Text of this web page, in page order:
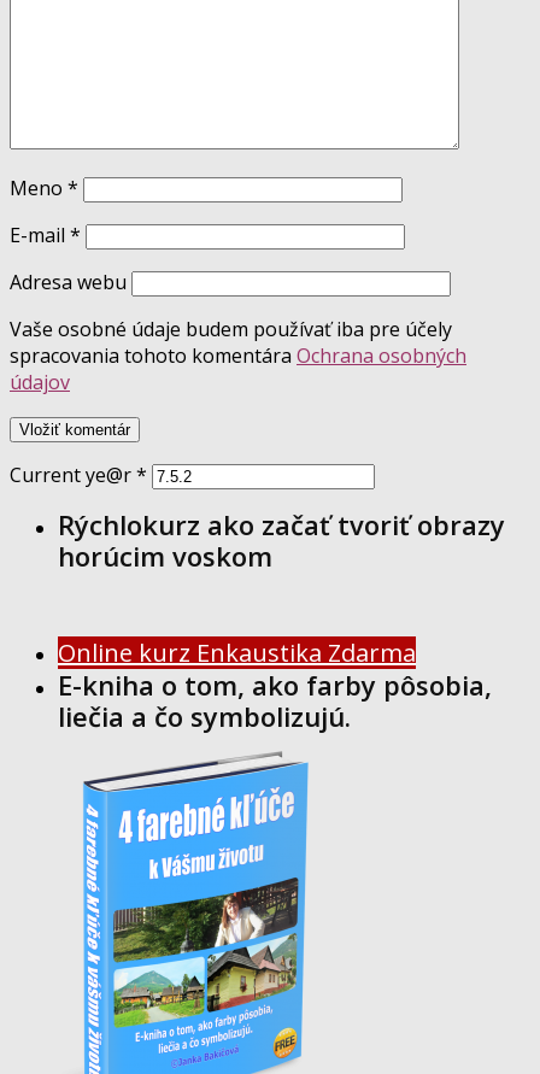
Meno *
E-mail *
Adresa webu
Vaše osobné údaje budem používať iba pre účely
spracovania tohoto komentára Ochrana osobných
údajov
Current ye@r*
Rýchlokurz ako začať tvoriť obrazy
horúcim voskom
Online kurz Enkaustika Zdarma
E-kniha o tom, ako farby pôsobia,
liečia a čo symbolizujú.